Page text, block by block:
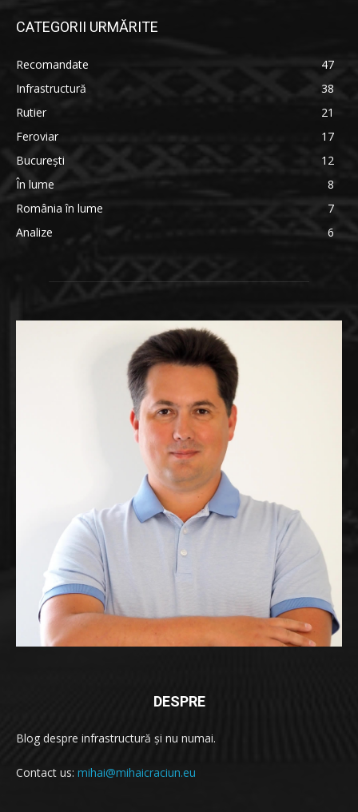
CATEGORII URMĂRITE
Recomandate
47
Infrastructură
38
Rutier
21
Feroviar
17
București
12
În lume
8
România în lume
7
Analize
6
DESPRE
Blog despre infrastructură și nu numai.
Contact us: mihai@mihaicraciun.eu